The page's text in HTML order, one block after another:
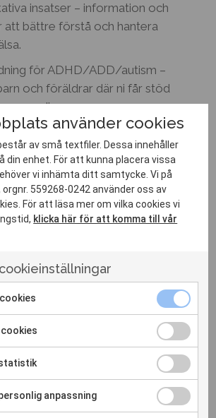
insatser – information och
bättre förstå och hantera
för ADHD/ADD/autism –
och föräldrar där ni får stöd
om diagnosen.
hjälp och råd för att ditt barn ska
sin sömn.
vi kan hjälpa till
som kan påverka ditt
oro
bråk i familjen
använder cookies
av små textfiler. Dessa innehåller
din enhet. För att kunna placera vissa
vi inhämta ditt samtycke. Vi på
559268-0242 använder oss av
För att läsa mer om vilka cookies vi
klicka här för att komma till vår
Nödvändiga
cookies
kryssruta
Funktionella
cookies
kryssruta
Cookies
för
statistik
kryssruta
anpassning
Cookies
för